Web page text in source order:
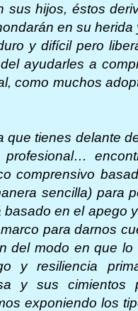
sus hijos, éstos
en su
y difícil pero
ayudarles a
como muchos
que tienes delante
profesional…
comprensivo
sencilla) para
basado en el apego
para darnos
del modo en que
y resiliencia
y sus cimientos
exponiendo los